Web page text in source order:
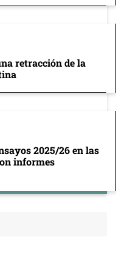
retracción de la
2025/26 en las
informes